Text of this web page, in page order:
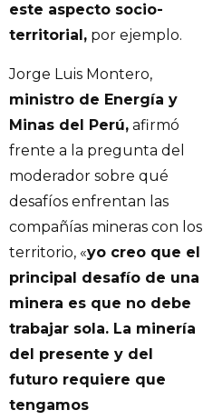
este aspecto socio-
territorial, por ejemplo.
Jorge Luis Montero,
ministro de Energía y
Minas del Perú, afirmó
frente a la pregunta del
moderador sobre qué
desafíos enfrentan las
compañías mineras con los
territorio, «yo creo que el
principal desafío de una
minera es que no debe
trabajar sola. La minería
del presente y del
futuro requiere que
tengamos